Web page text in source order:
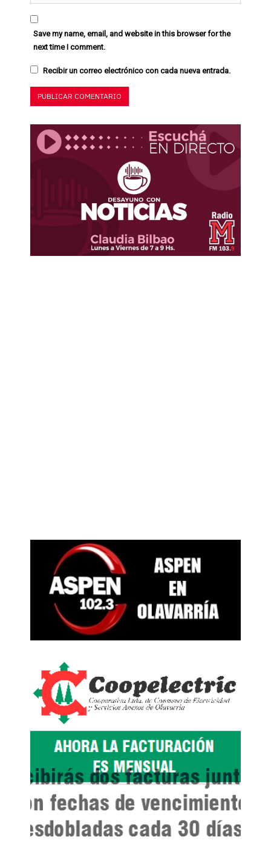
Save my name, email, and website in this browser for the
next time I comment.
Recibir un correo electrónico con cada nueva entrada.